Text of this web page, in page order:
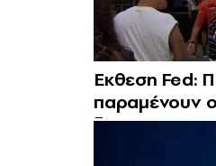
Εκθεση Fed:
παραμένουν